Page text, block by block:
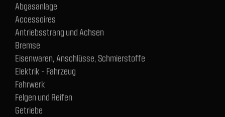
Abgasanlage
Accessoires
Antriebsstrang und Achsen
Bremse
Eisenwaren, Anschlüsse, Schmierstoffe
Elektrik - Fahrzeug
Fahrwerk
Felgen und Reifen
Getriebe